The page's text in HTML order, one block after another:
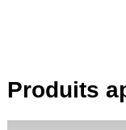
Produits